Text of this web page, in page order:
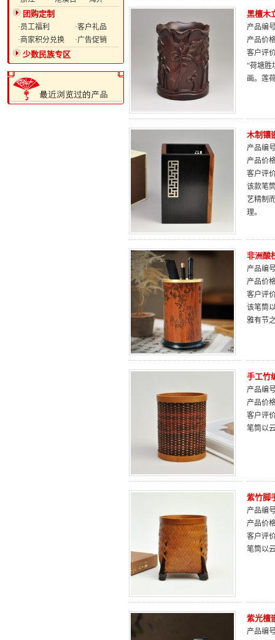
团购定制
·员工福利
·客户礼品
·商家积分兑换
·广告促销
少数民族专区
黑檀木
产品编
产品价
客户评
“荷塘胜
画。莲
木制镶
产品编
产品价
客户评
该款笔
艺精制
理。
非洲酸
产品编
产品价
客户评
该笔筒
雅有节
手工竹
产品编
产品价
客户评
笔筒以
紫竹脚
产品编
产品价
客户评
笔筒以
紫光檀
产品编